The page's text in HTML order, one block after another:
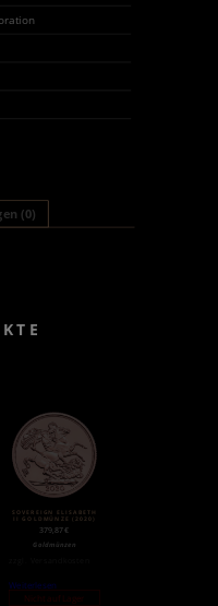
(0)
SOVEREIGN ELISABETH
II GOLDMÜNZE (2020)
379,87€
Goldmünzen
Weiterlesen
Nicht auf Lager